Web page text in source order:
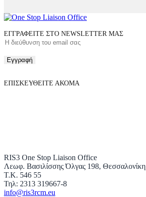
ΕΓΓΡΑΦΕΙΤΕ ΣΤΟ NEWSLETTER ΜΑΣ
Εγγραφή
ΕΠΙΣΚΕΥΘΕΙΤΕ ΑΚΟΜΑ
RIS3 One Stop Liaison Office
Λεωφ. Βασιλίσσης Όλγας 198, Θεσσαλονίκη
Τ.Κ. 546 55
Τηλ: 2313 319667-8
info@ris3rcm.eu